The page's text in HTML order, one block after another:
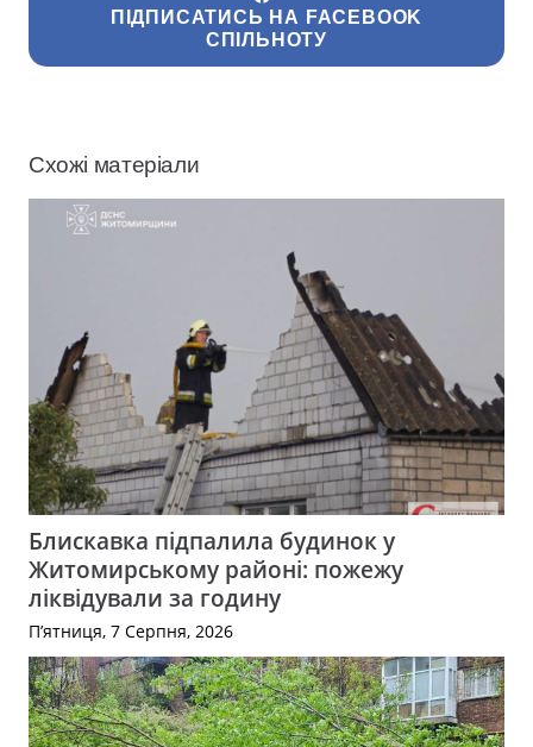
ПІДПИСАТИСЬ НА FACEBOOK
СПІЛЬНОТУ
Схожі матеріали
Блискавка підпалила будинок у
Житомирському районі: пожежу
ліквідували за годину
П’ятниця, 7 Серпня, 2026